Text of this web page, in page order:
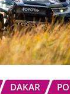
DAKAR